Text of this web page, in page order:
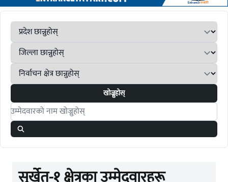
खोज्नुहोस्
Search candidates